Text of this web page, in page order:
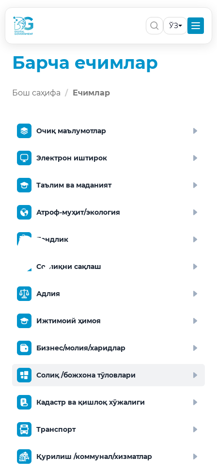
ЎЗ
Барча ечимлар
Бош саҳифа Ечимлар
Очиқ маълумотлар
Электрон иштирок
Таълим ва маданият
Атроф-муҳит/экология
Бандлик
Соғлиқни сақлаш
Адлия
Ижтимоий ҳимоя
Бизнес/молия/харидлар
Солиқ /божхона тўловлари
Кадастр ва қишлоқ хўжалиги
Транспорт
Қурилиш /коммунал/хизматлар